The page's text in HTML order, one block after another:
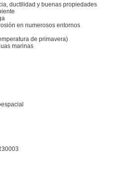
ductilidad y buenas propiedades
en numerosos entornos
de primavera)
marinas